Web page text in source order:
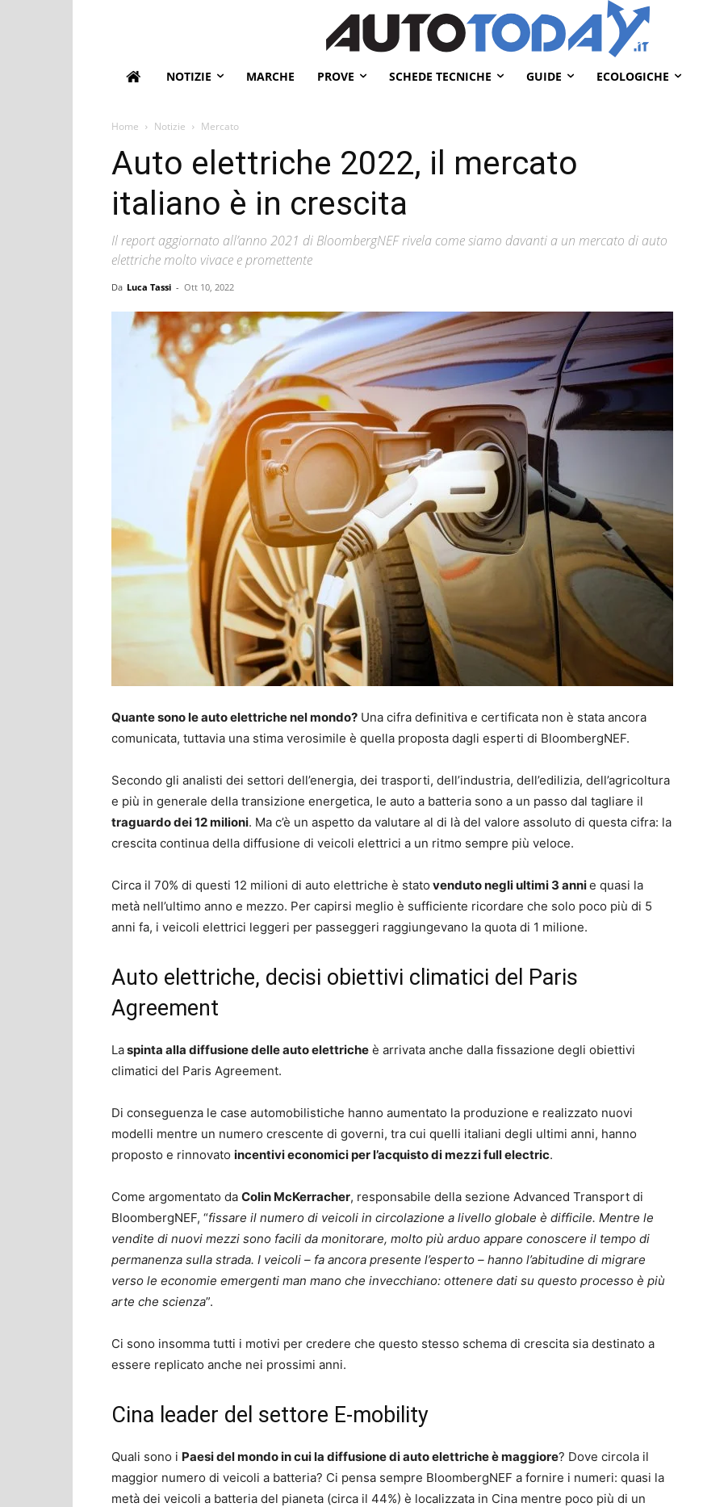
NOTIZIE MARCHE PROVE SCHEDE TECNICHE GUIDE ECOLOGICHE
Home Notizie Mercato
Auto elettriche 2022, il mercato
italiano è in crescita
Il report aggiornato all’anno 2021 di BloombergNEF rivela come siamo davanti a un mercato di auto
elettriche molto vivace e promettente
Da Luca Tassi - Ott 10, 2022
Quante sono le auto elettriche nel mondo? Una cifra definitiva e certificata non è stata ancora
comunicata, tuttavia una stima verosimile è quella proposta dagli esperti di BloombergNEF.
Secondo gli analisti dei settori dell’energia, dei trasporti, dell’industria, dell’edilizia, dell’agricoltura
e più in generale della transizione energetica, le auto a batteria sono a un passo dal tagliare il
traguardo dei 12 milioni. Ma c’è un aspetto da valutare al di là del valore assoluto di questa cifra: la
crescita continua della diffusione di veicoli elettrici a un ritmo sempre più veloce.
Circa il 70% di questi 12 milioni di auto elettriche è stato venduto negli ultimi 3 annie quasi la
metà nell’ultimo anno e mezzo. Per capirsi meglio è sufficiente ricordare che solo poco più di 5
anni fa, i veicoli elettrici leggeri per passeggeri raggiungevano la quota di 1 milione.
Auto elettriche, decisi obiettivi climatici del Paris
Agreement
Laspinta alla diffusione delle auto elettriche è arrivata anche dalla fissazione degli obiettivi
climatici del Paris Agreement.
Di conseguenza le case automobilistiche hanno aumentato la produzione e realizzato nuovi
modelli mentre un numero crescente di governi, tra cui quelli italiani degli ultimi anni, hanno
proposto e rinnovato incentivi economici per l’acquisto di mezzi full electric.
Come argomentato da Colin McKerracher, responsabile della sezione Advanced Transport di
BloombergNEF, “fissare il numero di veicoli in circolazione a livello globale è difficile. Mentre le
vendite di nuovi mezzi sono facili da monitorare, molto più arduo appare conoscere il tempo di
permanenza sulla strada. I veicoli – fa ancora presente l’esperto – hanno l’abitudine di migrare
verso le economie emergenti man mano che invecchiano: ottenere dati su questo processo è più
arte che scienza”.
Ci sono insomma tutti i motivi per credere che questo stesso schema di crescita sia destinato a
essere replicato anche nei prossimi anni.
Cina leader del settore E-mobility
Quali sono i Paesi del mondo in cui la diffusione di auto elettriche è maggiore? Dove circola il
maggior numero di veicoli a batteria? Ci pensa sempre BloombergNEF a fornire i numeri: quasi la
metà dei veicoli a batteria del pianeta (circa il 44%) è localizzata in Cina mentre poco più di un